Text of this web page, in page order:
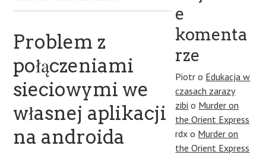
Problem z
połączeniami
sieciowymi we
własnej aplikacji
na androida
e
komenta
rze
Piotr o Edukacja w
czasach zarazy
zibi o Murder on
the Orient Express
rdx o Murder on
the Orient Express